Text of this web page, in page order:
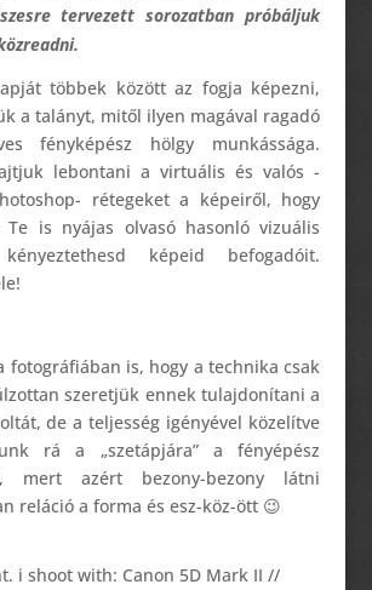
tervezett sorozatban próbáljuk
többek között az fogja képezni,
a talányt, mitől ilyen magával ragadó
fényképész hölgy munkássága.
lebontani a virtuális és valós -
rétegeket a képeiről, hogy
is nyájas olvasó hasonló vizuális
képeid befogadóit.
fotográfiában is, hogy a technika csak
szeretjük ennek tulajdonítani a
de a teljesség igényével közelítve
rá a „szetápjára” a fényépész
mert azért bezony-bezony látni
reláció a forma és esz-köz-ött 😉
i shoot with: Canon 5D Mark II //